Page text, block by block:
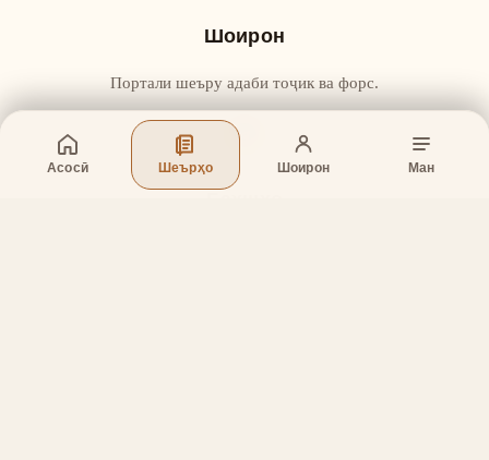
Асосӣ Шеърҳо Шоирон Ман
Шоирон
Портали шеъру адаби тоҷик ва форс.